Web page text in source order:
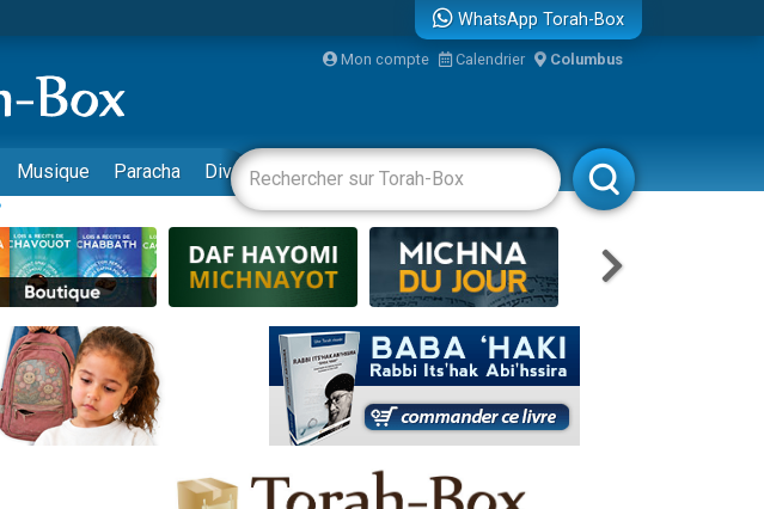
aux Orphelins
dans un appartement insalubre
de Yohan
WhatsApp Torah-Box
Mon compte Calendrier Columbus
Musique Paracha Divertissements Livres Rabbanim